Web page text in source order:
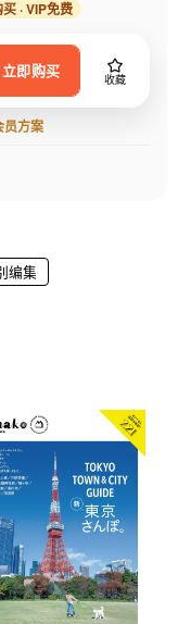
立即购买 收藏
· VIP免费
员方案
编集